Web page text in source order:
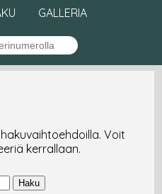
GALLERIA
Voit
kerrallaan.